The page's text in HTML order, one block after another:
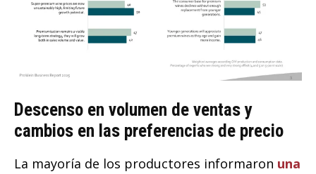
Descenso en volumen de ventas y
cambios en las preferencias de precio
La mayoría de los productores informaron una